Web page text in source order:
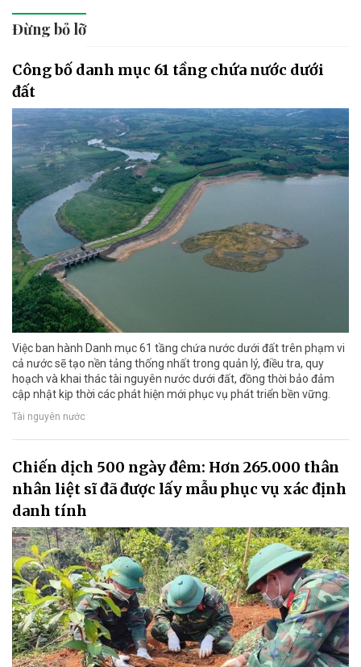
Đừng bỏ lỡ
Công bố danh mục 61 tầng chứa nước dưới
đất
Việc ban hành Danh mục 61 tầng chứa nước dưới đất trên phạm vi
cả nước sẽ tạo nền tảng thống nhất trong quản lý, điều tra, quy
hoạch và khai thác tài nguyên nước dưới đất, đồng thời bảo đảm
cập nhật kịp thời các phát hiện mới phục vụ phát triển bền vững.
Tài nguyên nước
Chiến dịch 500 ngày đêm: Hơn 265.000 thân
nhân liệt sĩ đã được lấy mẫu phục vụ xác định
danh tính